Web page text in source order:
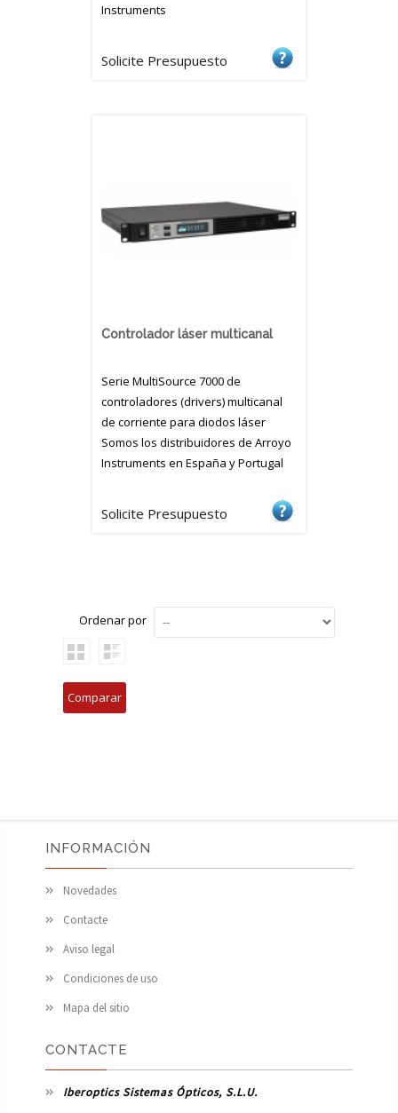
Instruments
Solicite Presupuesto
Controlador láser multicanal
Serie MultiSource 7000 de
controladores (drivers) multicanal
de corriente para diodos láser
Somos los distribuidores de Arroyo
Instruments en España y Portugal
Solicite Presupuesto
Ordenar por
INFORMACIÓN
Novedades
Contacte
Aviso legal
Condiciones de uso
Mapa del sitio
CONTACTE
Iberoptics Sistemas Ópticos, S.L.U.